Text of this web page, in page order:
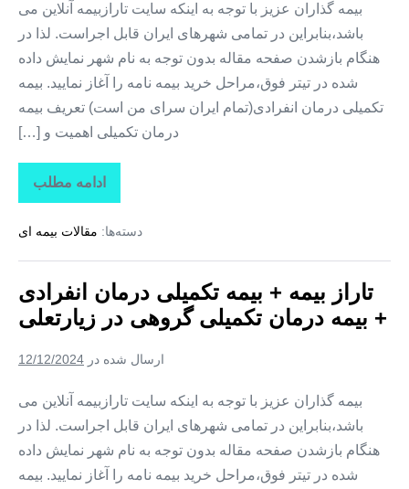
بیمه گذاران عزیز با توجه به اینکه سایت تارازبیمه آنلاین می
باشد،بنابراین در تمامی شهرهای ایران قابل اجراست. لذا در
هنگام بازشدن صفحه مقاله بدون توجه به نام شهر نمایش داده
شده در تیتر فوق،مراحل خرید بیمه نامه را آغاز نمایید. بیمه
تکمیلی درمان انفرادی(تمام ایران سرای من است) تعریف بیمه
درمان تکمیلی اهمیت و […]
ادامه مطلب
تاراز
بیمه
بیمه
درمان
+
بیمه
درمان
تکمیلی
در
دسته‌ها: مقالات بیمه ای
تاراز بیمه + بیمه تکمیلی درمان انفرادی
+ بیمه درمان تکمیلی گروهی در زیارتعلی
ارسال شده در 12/12/2024
بیمه گذاران عزیز با توجه به اینکه سایت تارازبیمه آنلاین می
باشد،بنابراین در تمامی شهرهای ایران قابل اجراست. لذا در
هنگام بازشدن صفحه مقاله بدون توجه به نام شهر نمایش داده
شده در تیتر فوق،مراحل خرید بیمه نامه را آغاز نمایید. بیمه